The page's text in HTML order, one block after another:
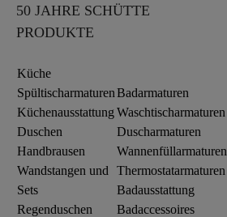
50 JAHRE SCHÜTTE
PRODUKTE
Küche
Spültischarmaturen
Küchenausstattung
Duschen
Handbrausen
Wandstangen und
Sets
Regenduschen
Badarmaturen
Waschtischarmaturen
Duscharmaturen
Wannenfüllarmaturen
Thermostatarmaturen
Badausstattung
Badaccessoires